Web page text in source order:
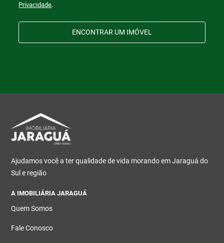
Privacidade.
ENCONTRAR UM IMÓVEL
Ajudamos você a ter qualidade de vida morando em Jaraguá do
Sul e região
A IMOBILIÁRIA JARAGUÁ
Quem Somos
Fale Conosco